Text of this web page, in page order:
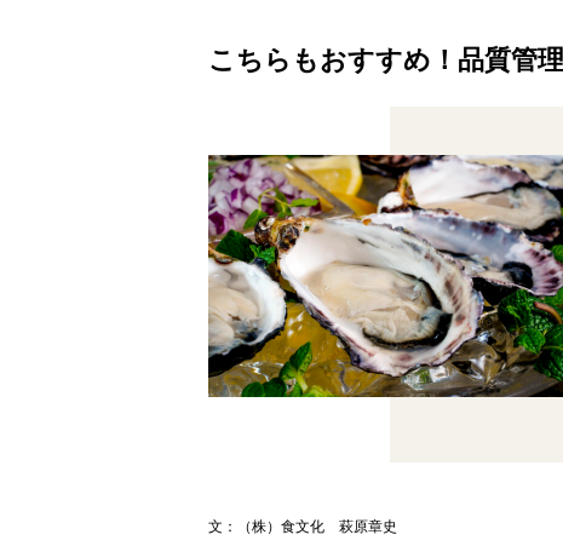
こちらもおすすめ！品質管
文： （株）食文化 萩原章史